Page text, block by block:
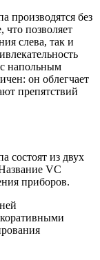
производятся без
что позволяет
слева, так и
напольным
он облегчает
препятствий
состоят из двух
VC
приборов.